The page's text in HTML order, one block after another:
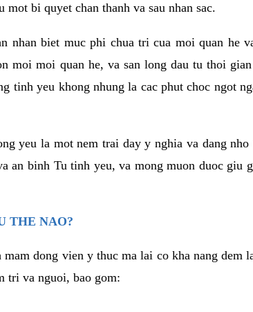
bi quyet chan thanh va sau nhan sac.
nhan biet muc phi chua tri cua moi quan he
moi moi quan he, va san long dau tu thoi
tinh yeu khong nhung la cac phut choc ngot
yeu la mot nem trai day y nghia va dang
an binh Tu tinh yeu, va mong muon duoc giu
THE NAO?
dong vien y thuc ma lai co kha nang dem
tri va nguoi, bao gom: